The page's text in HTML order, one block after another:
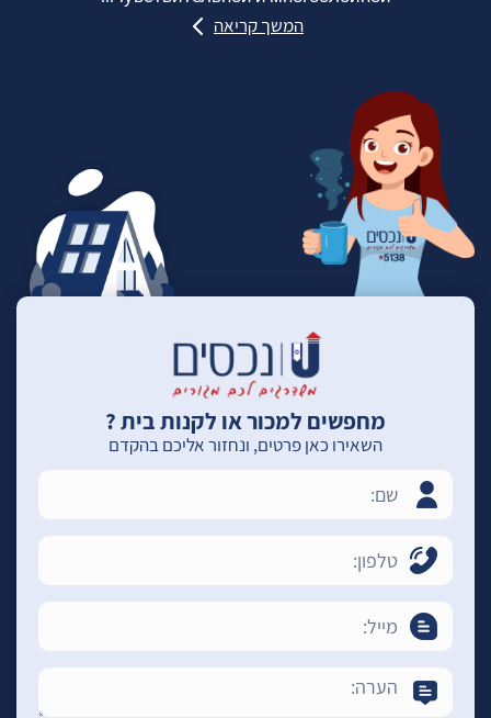
המשך קריאה
מחפשים למכור או לקנות בית ?
השאירו כאן פרטים, ונחזור אליכם בהקדם